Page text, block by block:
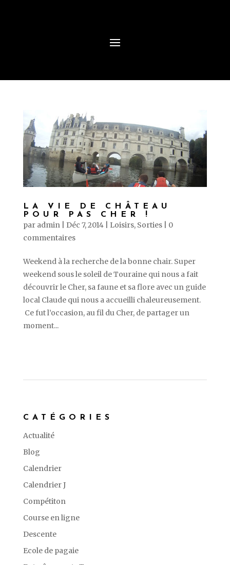
LA VIE DE CHÂTEAU
POUR PAS CHER !
par admin| Déc 7, 2014| Loisirs, Sorties| 0
commentaires
Weekend à la recherche de la bonne chair. Super
weekend sous le soleil de Touraine qui nous a fait
découvrir le Cher, sa faune et sa flore avec un guide
local Claude qui nous a accueilli chaleureusement.
Ce fut l’occasion, au fil du Cher, de partager un
moment...
CATÉGORIES
Actualité
Blog
Calendrier
Calendrier J
Compétiton
Course en ligne
Descente
Ecole de pagaie